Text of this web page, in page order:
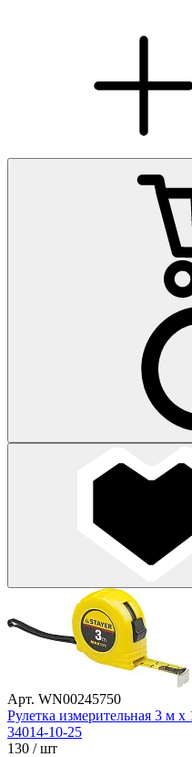
Арт. WN00245750
Рулетка измерительная 3 м
34014-10-25
130 / шт